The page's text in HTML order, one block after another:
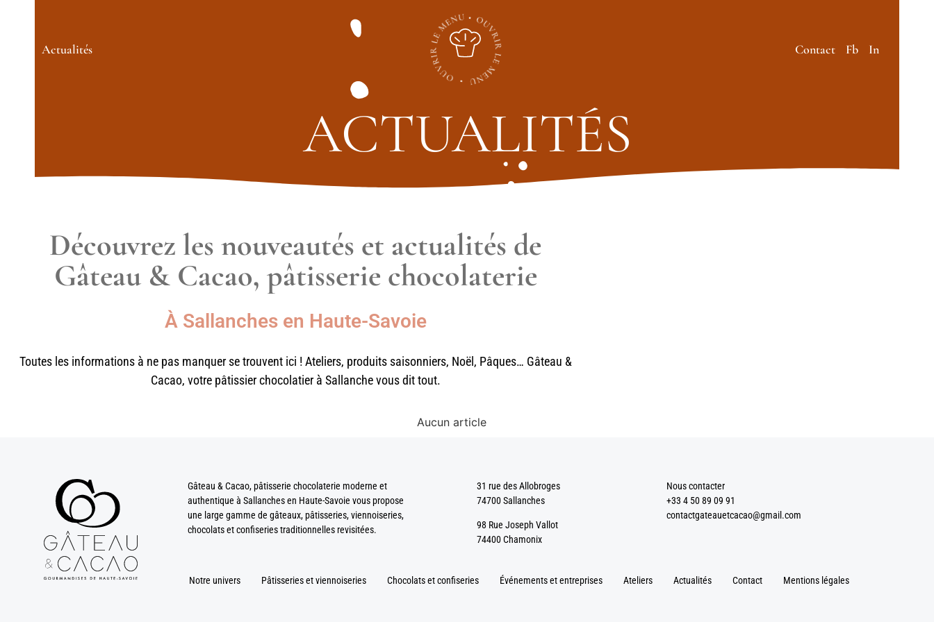
Actualités Contact Fb In
ACTUALITÉS
Découvrez les nouveautés et actualités de
Gâteau & Cacao, pâtisserie chocolaterie
À Sallanches en Haute-Savoie
Toutes les informations à ne pas manquer se trouvent ici ! Ateliers, produits saisonniers, Noël, Pâques… Gâteau &
Cacao, votre pâtissier chocolatier à Sallanche vous dit tout.
Aucun article
Gâteau & Cacao, pâtisserie chocolaterie moderne et
authentique à Sallanches en Haute-Savoie vous propose
une large gamme de gâteaux, pâtisseries, viennoiseries,
chocolats et confiseries traditionnelles revisitées.
31 rue des Allobroges
74700 Sallanches
98 Rue Joseph Vallot
74400 Chamonix
Nous contacter
+33 4 50 89 09 91
contactgateauetcacao@gmail.com
Notre univers Pâtisseries et viennoiseries Chocolats et confiseries Événements et entreprises Ateliers Actualités Contact Mentions légales